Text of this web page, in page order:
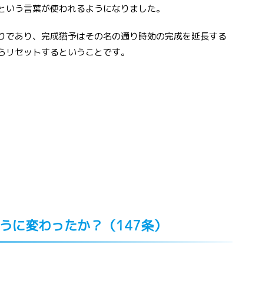
いう言葉が使われるようになりました。
であり、完成猶予はその名の通り時効の完成を延長する
セットするということです。
に変わったか？（147条）
こす？コロナ禍
年の経済成長率
4.8％と、リーマン
のマイナス成長で
そうですが、不景
、就職難になりま
児童虐待
なるのが児童虐待の問題です。児童虐待はコロ
ナ禍の社会でどう変わっていったのでしょう
か？2020年の児童虐待についてまとめていきた